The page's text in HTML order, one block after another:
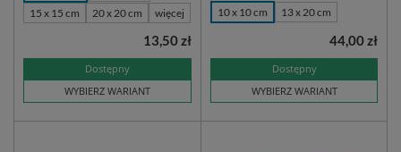
15 x 15 cm
20 x 20 cm więcej
Dostępny
WYBIERZ WARIANT
13,50 zł
10 x 10 cm 13 x 20 cm
Dostępny
WYBIERZ WARIANT
44,00 zł